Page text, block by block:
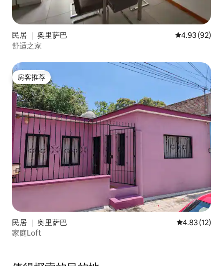
民居 ｜ 奥里萨巴 平均评分
4.93 (92)
舒适之家
房客推荐
房客推荐
民居 ｜ 奥里萨巴 平均评分
4.83 (12)
家庭Loft